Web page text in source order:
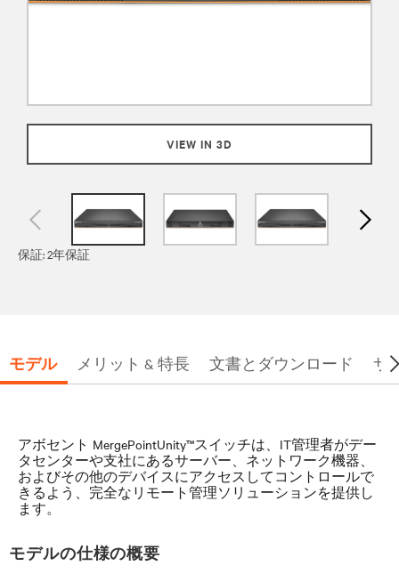
VIEW IN 3D
保証: 2年保証
モデル メリット & 特長 文書とダウンロード サ
アボセント MergePointUnity™スイッチは、IT管理者がデー
タセンターや支社にあるサーバー、ネットワーク機器、
およびその他のデバイスにアクセスしてコントロールで
きるよう、完全なリモート管理ソリューションを提供し
ます。
モデルの仕様の概要